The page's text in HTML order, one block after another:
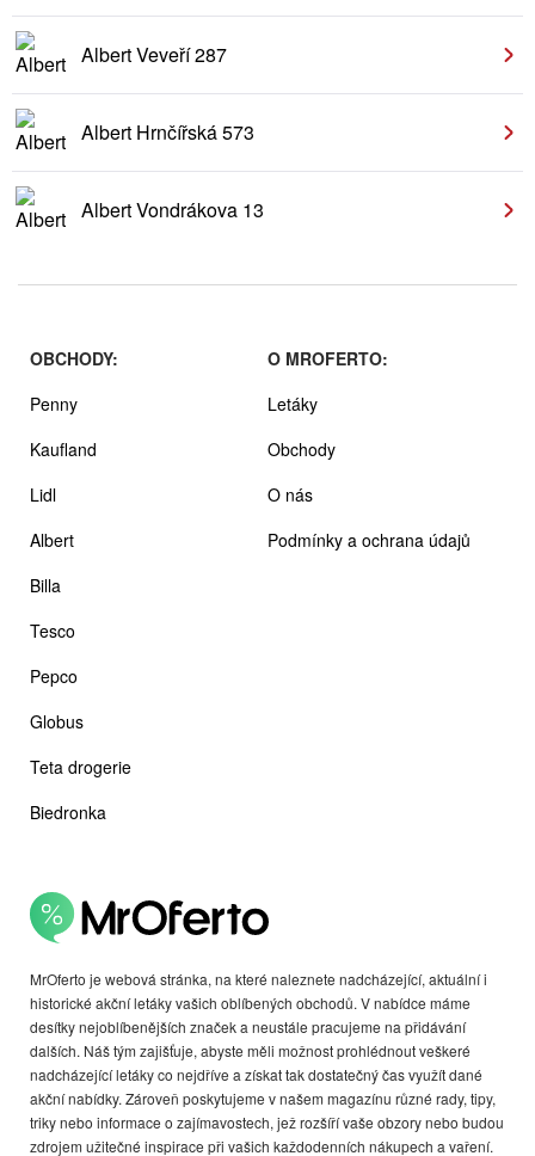
Albert Veveří 287
Albert Hrnčířská 573
Albert Vondrákova 13
MrOferto je webová stránka, na které naleznete nadcházející, aktuální i
historické akční letáky vašich oblíbených obchodů. V nabídce máme
desítky nejoblíbenějších značek a neustále pracujeme na přidávání
dalších. Náš tým zajišťuje, abyste měli možnost prohlédnout veškeré
nadcházející letáky co nejdříve a získat tak dostatečný čas využít dané
akční nabídky. Zároveň poskytujeme v našem magazínu různé rady, tipy,
triky nebo informace o zajímavostech, jež rozšíří vaše obzory nebo budou
zdrojem užitečné inspirace při vašich každodenních nákupech a vaření.
OBCHODY:
Penny
Kaufland
Lidl
Albert
Billa
Tesco
Pepco
Globus
Teta drogerie
Biedronka
O MROFERTO:
Letáky
Obchody
O nás
Podmínky a ochrana údajů